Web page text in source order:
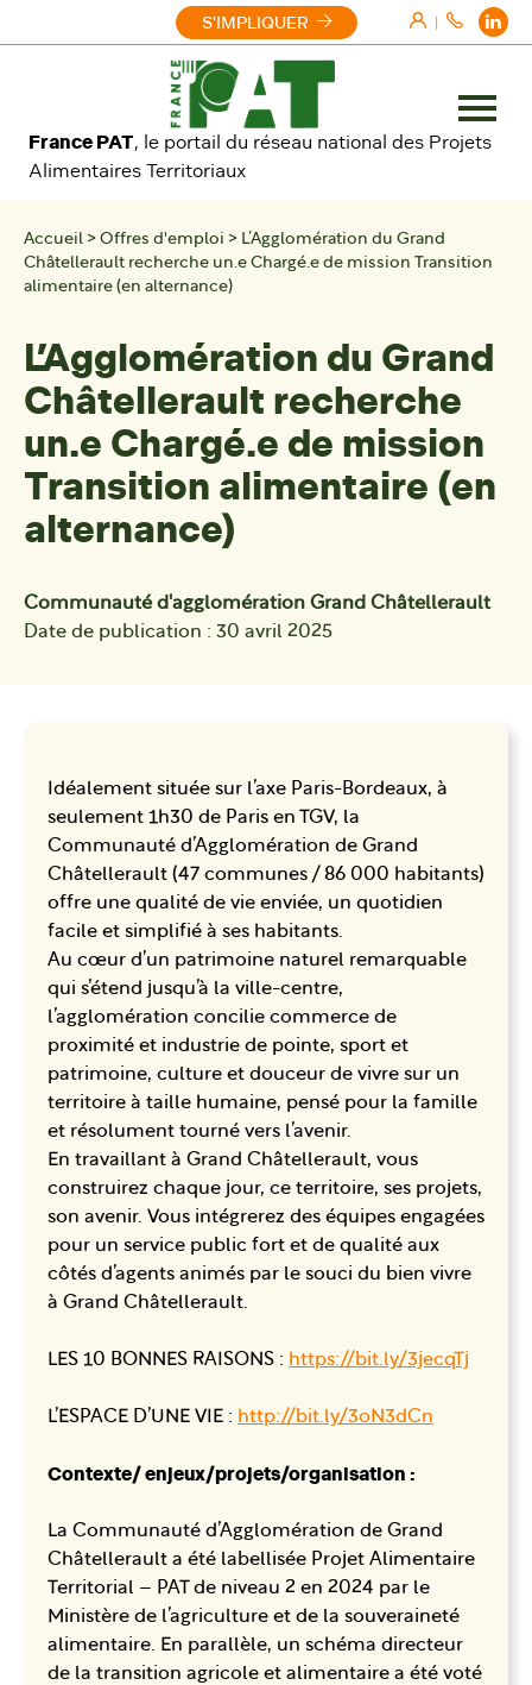
|
France PAT, le portail du réseau national des Projets
Alimentaires Territoriaux
S'IMPLIQUER
Ouvrir
le
Accueil > Offres d'emploi > L’Agglomération du Grand
Châtellerault recherche un.e Chargé.e de mission Transition
alimentaire (en alternance)
L’Agglomération du Grand
Châtellerault recherche
un.e Chargé.e de mission
Transition alimentaire (en
alternance)
Communauté d'agglomération Grand Châtellerault
Date de publication : 30 avril 2025
Idéalement située sur l’axe Paris-Bordeaux, à
seulement 1h30 de Paris en TGV, la
Communauté d’Agglomération de Grand
Châtellerault (47 communes / 86 000 habitants)
offre une qualité de vie enviée, un quotidien
facile et simplifié à ses habitants.
Au cœur d’un patrimoine naturel remarquable
qui s’étend jusqu’à la ville-centre,
l’agglomération concilie commerce de
proximité et industrie de pointe, sport et
patrimoine, culture et douceur de vivre sur un
territoire à taille humaine, pensé pour la famille
et résolument tourné vers l’avenir.
En travaillant à Grand Châtellerault, vous
construirez chaque jour, ce territoire, ses projets,
son avenir. Vous intégrerez des équipes engagées
pour un service public fort et de qualité aux
côtés d’agents animés par le souci du bien vivre
à Grand Châtellerault.
LES 10 BONNES RAISONS : https://bit.ly/3jecqTj
L’ESPACE D’UNE VIE : http://bit.ly/3oN3dCn
Contexte/ enjeux/projets/organisation :
La Communauté d’Agglomération de Grand
Châtellerault a été labellisée Projet Alimentaire
Territorial – PAT de niveau 2 en 2024 par le
Ministère de l’agriculture et de la souveraineté
alimentaire. En parallèle, un schéma directeur
de la transition agricole et alimentaire a été voté